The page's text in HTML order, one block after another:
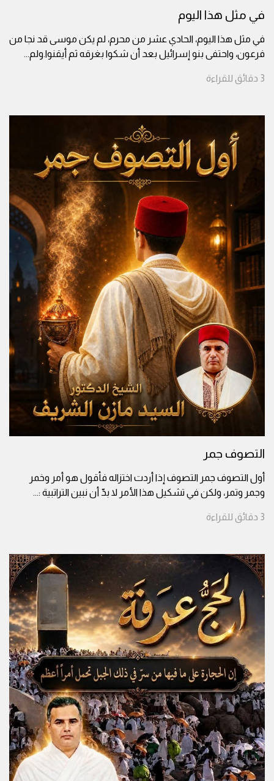
في مثل هذا اليوم
في مثل هذا اليوم، الحادي عشر من محرم، لم يكن موسى قد نجا من
فرعون، واحتفى بنو إسرائيل بعد أن شكوا بغرقه ثم أيقنوا.ولم...
3 دقائق للقراءة
التصوف جمر
أول التصوف جمر التصوف إذا أردت اختزاله فأقول هو أمر وخمر
وجمر وتمر، ولكن في تشكيل هذا الأمر لا بدّ أن نبين التراتبية :...
3 دقائق للقراءة